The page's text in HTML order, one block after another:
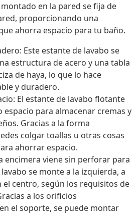
en la pared se fija de
proporcionando una
ahorra espacio para tu baño.
Este estante de lavabo se
estructura de acero y una tabla
de haya, lo que lo hace
y duradero.
El estante de lavabo flotante
espacio para almacenar cremas y
Gracias a la forma
colgar toallas u otras cosas
ahorrar espacio.
encimera viene sin perforar para
se monte a la izquierda, a
el centro, según los requisitos de
a los orificios
el soporte, se puede montar